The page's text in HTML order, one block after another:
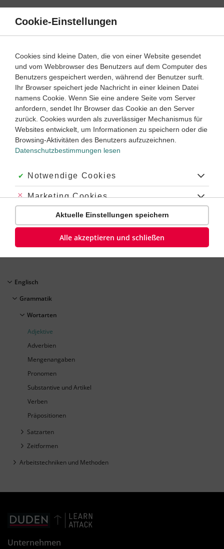
Direkt
Inhalt
Klassenarbeiten und Abiturprüfungen
Klassenarbeit
Adjektive (1)
Englisch Klasse7
Klassenarbeit
Englisch Klasse7
Dauer:
45 Minuten
Englisch
Grammatik
Wortarten
Adjektive
Adverbien
Mengenangaben
Pronomen
Substantive und Artikel
Verben
Präpositionen
Satzarten
Zeitformen
Arbeitstechniken und Methoden
Unternehmen
Cookie-Einstellungen
Cookies sind kleine Daten, die von einer Website gesendet
und vom Webbrowser des Benutzers auf dem Computer des
Benutzers gespeichert werden, während der Benutzer surft.
Ihr Browser speichert jede Nachricht in einer kleinen Datei
namens Cookie. Wenn Sie eine andere Seite vom Server
anfordern, sendet Ihr Browser das Cookie an den Server
zurück. Cookies wurden als zuverlässiger Mechanismus für
Websites entwickelt, um Informationen zu speichern oder die
Browsing-Aktivitäten des Benutzers aufzuzeichnen.
Datenschutzbestimmungen lesen
Akzeptiert:
Notwendige Cookies
Abgelehnt:
Marketing Cookies
Abgelehnt:
Personalisierungs-Cookies
Aktuelle Einstellungen speichern
Alle akzeptieren und schließen